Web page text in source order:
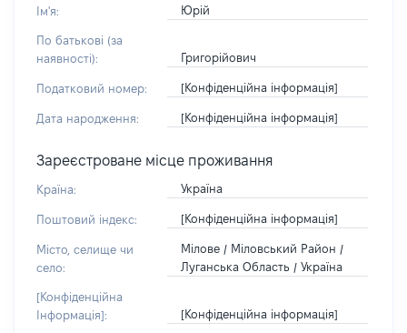
Ім'я: Юрій
По батькові (за
наявності):
Григорійович
Податковий номер: [Конфіденційна інформація]
Дата народження: [Конфіденційна інформація]
Зареєстроване місце проживання
Країна: Україна
Поштовий індекс: [Конфіденційна інформація]
Місто, селище чи
село:
Мілове / Міловський Район /
Луганська Область / Україна
[Конфіденційна
Інформація]:
[Конфіденційна інформація]